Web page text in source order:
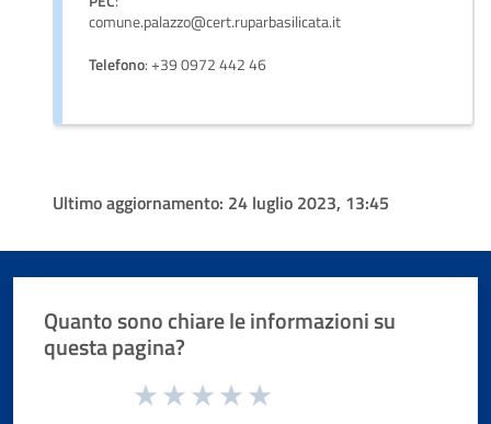
comune.palazzo@cert.ruparbasilicata.it
Telefono: +39 0972 442 46
Ultimo aggiornamento: 24 luglio 2023, 13:45
Quanto sono chiare le informazioni su
questa pagina?
Valuta da 1 a 5 stelle la pagina